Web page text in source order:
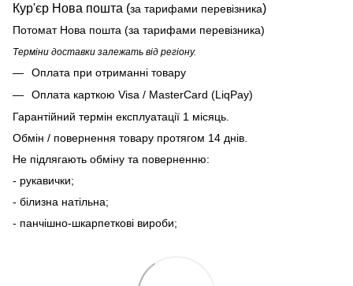
Кур'єр Нова пошта (за тарифами перевізника)
Потомат Нова пошта (за тарифами перевізника)
Терміни доставки залежать від регіону.
Оплата при отриманні товару
Оплата карткою Visa / MasterCard (LiqPay)
Гарантійний термін експлуатації 1 місяць.
Обмін / повернення товару протягом 14 днів.
Не підлягають обміну та поверненню:
- рукавички;
- білизна натільна;
- панчішно-шкарпеткові вироби;